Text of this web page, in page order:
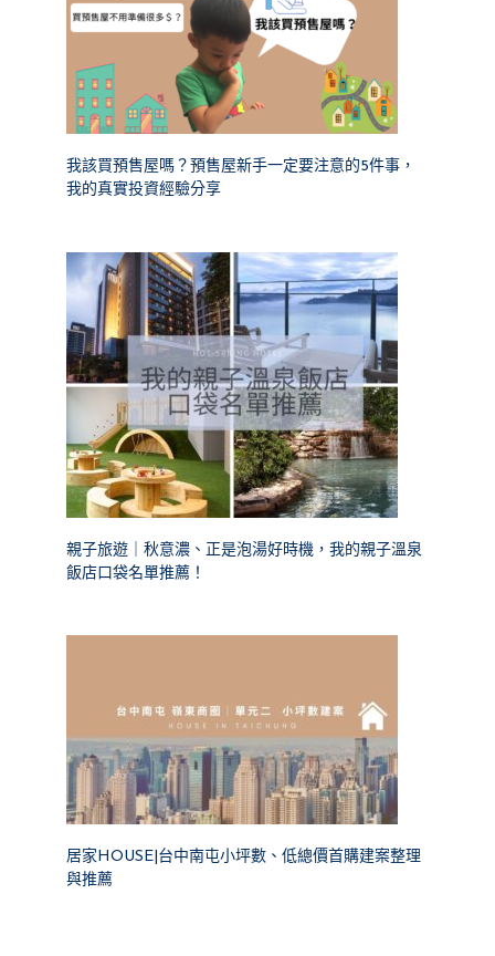
我該買預售屋嗎？預售屋新手一定要注意的5件事，
我的真實投資經驗分享
親子旅遊｜秋意濃、正是泡湯好時機，我的親子溫泉
飯店口袋名單推薦！
居家HOUSE|台中南屯小坪數、低總價首購建案整理
與推薦